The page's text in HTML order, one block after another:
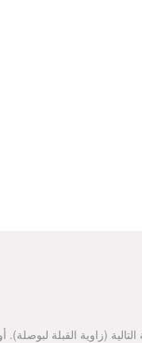
(زاوية القبلة لبوصلة).